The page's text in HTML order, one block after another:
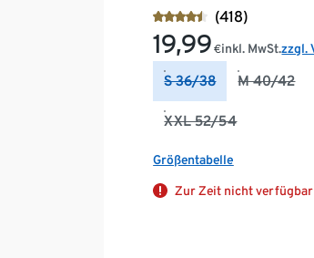
(418)
19,99 €inkl. MwSt.zzgl.
S 36/38 M 40/42
XXL 52/54
Größentabelle
Zur Zeit nicht verfügbar